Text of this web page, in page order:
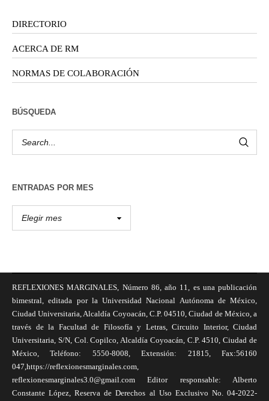
DIRECTORIO
ACERCA DE RM
NORMAS DE COLABORACIÓN
BÚSQUEDA
ENTRADAS POR MES
REFLEXIONES MARGINALES, Número 86, año 11, es una publicación
bimestral, editada por la Universidad Nacional Autónoma de México,
Ciudad Universitaria, Alcaldía Coyoacán, C.P. 04510, Ciudad de México, a
través de la Facultad de Filosofía y Letras, Circuito Interior, Ciudad
Universitaria, S/N, Col. Copilco, Alcaldía Coyoacán, C.P. 4510, Ciudad de
México, Teléfono: 5550-8008, Extensión: 21815, Fax:56160
047,https://reflexionesmarginales.com,
reflexionesmarginales3.0@gmail.com Editor responsable: Alberto
Constante López, Reserva de Derechos al Uso Exclusivo No. 04-2022-